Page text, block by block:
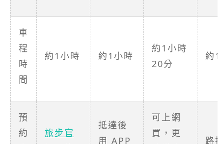
車
程
時
間
約1小時 約1小時
約1小時
20分
約
預
約
旅步官
抵達後
用 APP
可上網
買，更
路